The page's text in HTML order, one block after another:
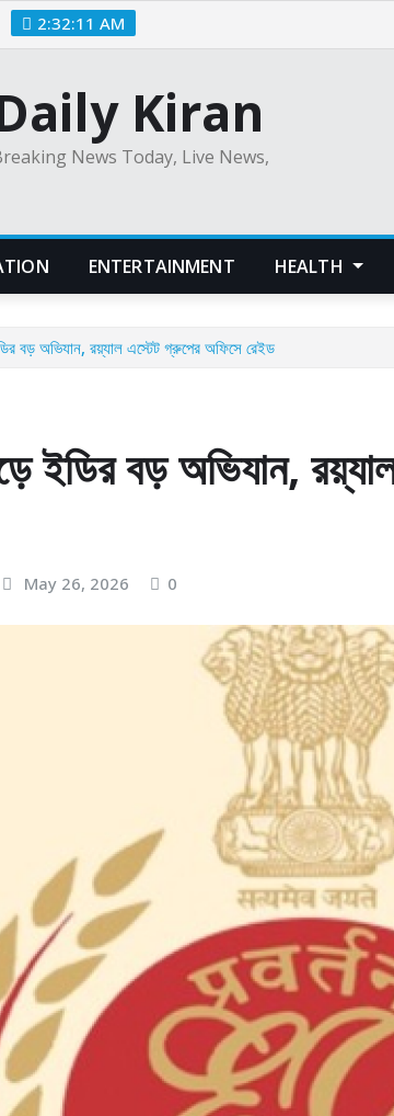
2:32:12 AM
Kiran
News Today, Live News,
ENTERTAINMENT HEALTH
বড় অভিযান, রয়্যাল এস্টেট গ্রুপের অফিসে রেইড
ইডির বড় অভিযান,
May 26, 2026 0